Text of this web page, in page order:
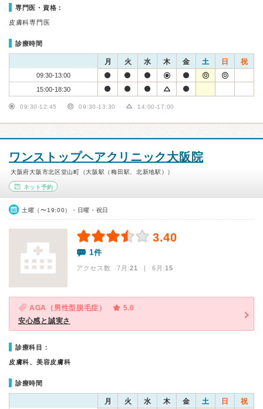
専門医・資格：
皮膚科専門医
診療時間
月 火 水 木 金 土 日 祝
09:30-13:00
15:00-18:30
09:30-12:45 09:30-13:30 14:00-17:00
ワンストップヘアクリニック大阪院
大阪府大阪市北区堂山町（大阪駅（梅田駅、北新地駅））
ネット予約
土曜（〜19:00）・日曜・祝日
3.40
1件
アクセス数 7月:21 | 6月:15
AGA（男性型脱毛症）
5.0
安心感と誠実さ
診療科目：
皮膚科、美容皮膚科
診療時間
月 火 水 木 金 土 日 祝